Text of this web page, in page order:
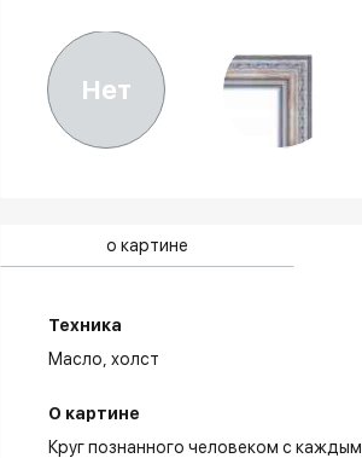
Нет
о картине
Техника
Масло,холст
О картине
Круг познанного человеком с каждым